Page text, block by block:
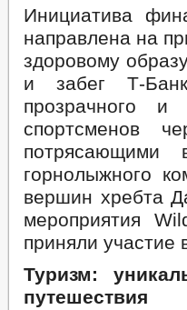
Инициатива
направлена на
здоровому
и забег Т-
прозрачного и
спортсменов
потрясающими
горнолыжного
вершин хребта
мероприятия
приняли участие
Туризм:
путешествия